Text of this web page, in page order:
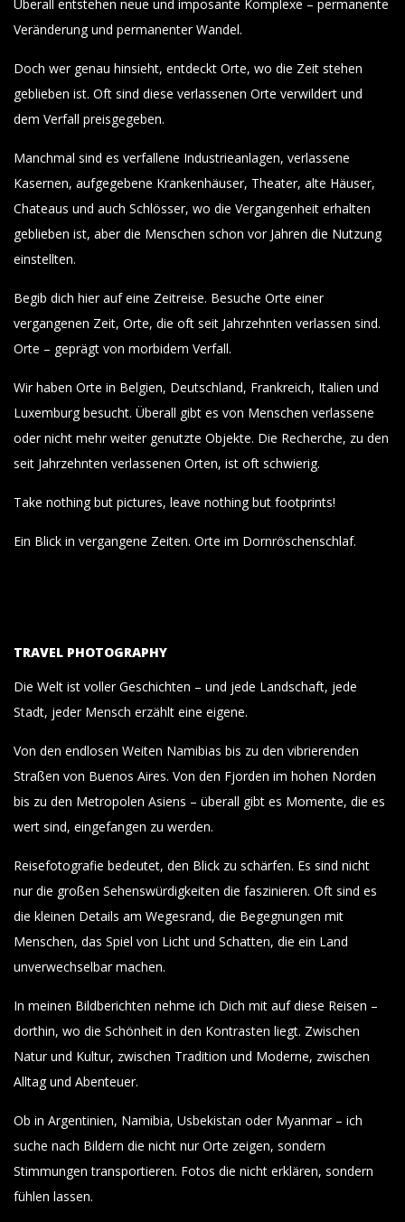
Überall entstehen neue und imposante Komplexe – permanente
Veränderung und permanenter Wandel.
Doch wer genau hinsieht, entdeckt Orte, wo die Zeit stehen
geblieben ist. Oft sind diese verlassenen Orte verwildert und
dem Verfall preisgegeben.
Manchmal sind es verfallene Industrieanlagen, verlassene
Kasernen, aufgegebene Krankenhäuser, Theater, alte Häuser,
Chateaus und auch Schlösser, wo die Vergangenheit erhalten
geblieben ist, aber die Menschen schon vor Jahren die Nutzung
einstellten.
Begib dich hier auf eine Zeitreise. Besuche Orte einer
vergangenen Zeit, Orte, die oft seit Jahrzehnten verlassen sind.
Orte – geprägt von morbidem Verfall.
Wir haben Orte in Belgien, Deutschland, Frankreich, Italien und
Luxemburg besucht. Überall gibt es von Menschen verlassene
oder nicht mehr weiter genutzte Objekte. Die Recherche, zu den
seit Jahrzehnten verlassenen Orten, ist oft schwierig.
Take nothing but pictures, leave nothing but footprints!
Ein Blick in vergangene Zeiten. Orte im Dornröschenschlaf.
TRAVEL PHOTOGRAPHY
Die Welt ist voller Geschichten – und jede Landschaft, jede
Stadt, jeder Mensch erzählt eine eigene.
Von den endlosen Weiten Namibias bis zu den vibrierenden
Straßen von Buenos Aires. Von den Fjorden im hohen Norden
bis zu den Metropolen Asiens – überall gibt es Momente, die es
wert sind, eingefangen zu werden.
Reisefotografie bedeutet, den Blick zu schärfen. Es sind nicht
nur die großen Sehenswürdigkeiten die faszinieren. Oft sind es
die kleinen Details am Wegesrand, die Begegnungen mit
Menschen, das Spiel von Licht und Schatten, die ein Land
unverwechselbar machen.
In meinen Bildberichten nehme ich Dich mit auf diese Reisen –
dorthin, wo die Schönheit in den Kontrasten liegt. Zwischen
Natur und Kultur, zwischen Tradition und Moderne, zwischen
Alltag und Abenteuer.
Ob in Argentinien, Namibia, Usbekistan oder Myanmar – ich
suche nach Bildern die nicht nur Orte zeigen, sondern
Stimmungen transportieren. Fotos die nicht erklären, sondern
fühlen lassen.